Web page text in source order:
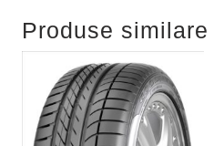
Produse similare